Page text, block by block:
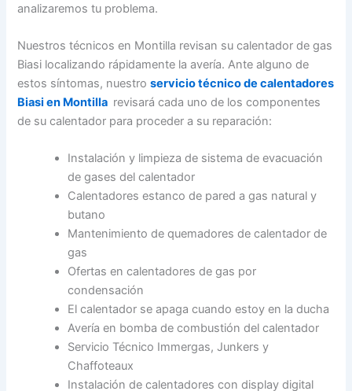
analizaremos tu problema.
Nuestros técnicos en Montilla revisan su calentador de gas
Biasi localizando rápidamente la avería. Ante alguno de
estos síntomas, nuestroservicio técnico de calentadores
Biasi en Montilla revisará cada uno de los componentes
de su calentador para proceder a su reparación:
Instalación y limpieza de sistema de evacuación
de gases del calentador
Calentadores estanco de pared a gas natural y
butano
Mantenimiento de quemadores de calentador de
gas
Ofertas en calentadores de gas por
condensación
El calentador se apaga cuando estoy en la ducha
Avería en bomba de combustión del calentador
Servicio Técnico Immergas, Junkers y
Chaffoteaux
Instalación de calentadores con display digital